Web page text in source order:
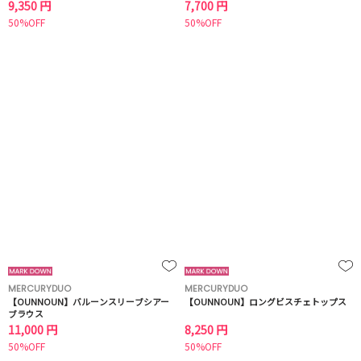
9,350 円
50%OFF
7,700 円
50%OFF
MERCURYDUO
【OUNNOUN】バルーンスリーブシアー
ブラウス
11,000 円
50%OFF
MERCURYDUO
【OUNNOUN】ロングビスチェトップス
8,250 円
50%OFF